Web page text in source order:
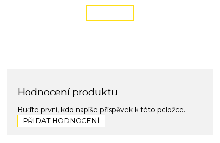
Hodnocení produktu
Buďte první, kdo napíše příspěvek k této položce.
PŘIDAT HODNOCENÍ